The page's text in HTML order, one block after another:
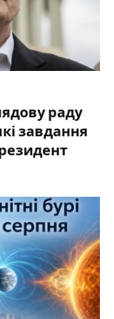
раду
завдання